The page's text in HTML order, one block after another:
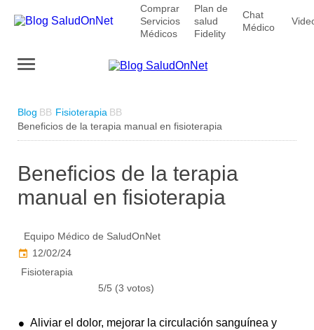
Comprar
Servicios
Médicos
Plan de
salud
Fidelity
Chat
Médico
Blog
Fisioterapia
Beneficios de la terapia manual en fisioterapia
Beneficios de la terapia
manual en fisioterapia
Equipo Médico de SaludOnNet
12/02/24
Fisioterapia
5/5 (3 votos)
Aliviar el dolor, mejorar la circulación sanguínea y